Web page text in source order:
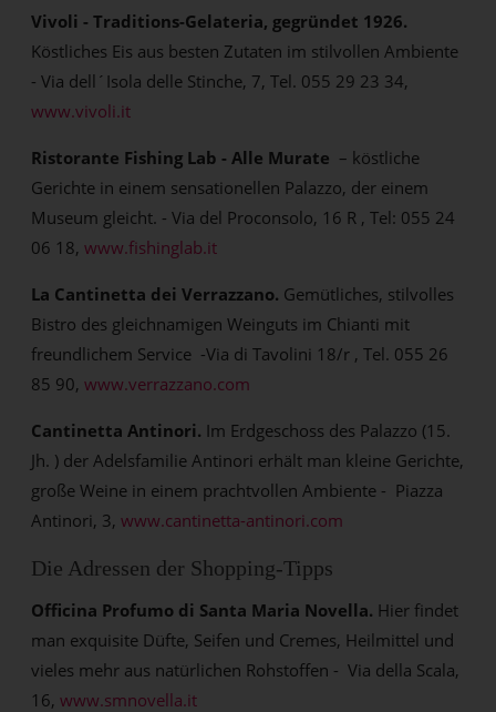
Vivoli - Traditions-Gelateria, gegründet 1926.
Köstliches Eis aus besten Zutaten im stilvollen Ambiente
- Via dell´Isola delle Stinche, 7, Tel. 055 29 23 34,
www.vivoli.it
Ristorante Fishing Lab - Alle Murate – köstliche
Gerichte in einem sensationellen Palazzo, der einem
Museum gleicht. - Via del Proconsolo, 16 R , Tel: 055 24
06 18,www.fishinglab.it
La Cantinetta dei Verrazzano. Gemütliches, stilvolles
Bistro des gleichnamigen Weinguts im Chianti mit
freundlichem Service -Via di Tavolini 18/r , Tel. 055 26
85 90,www.verrazzano.com
Cantinetta Antinori. Im Erdgeschoss des Palazzo (15.
Jh. ) der Adelsfamilie Antinori erhält man kleine Gerichte,
große Weine in einem prachtvollen Ambiente - Piazza
Antinori, 3,www.cantinetta-antinori.com
Die Adressen der Shopping-Tipps
Officina Profumo di Santa Maria Novella. Hier findet
man exquisite Düfte, Seifen und Cremes, Heilmittel und
vieles mehr aus natürlichen Rohstoffen - Via della Scala,
16,www.smnovella.it